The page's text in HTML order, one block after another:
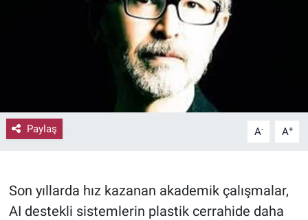
Paylaş A- A+
Son yıllarda hız kazanan akademik çalışmalar,
AI destekli sistemlerin plastik cerrahide daha